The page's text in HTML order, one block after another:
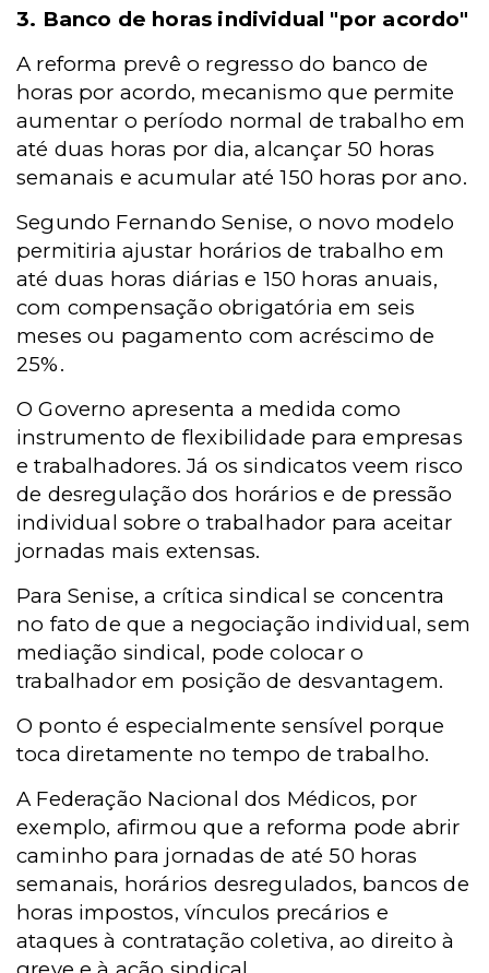
3. Banco de horas individual "por acordo"
A reforma prevê o regresso do banco de
horas por acordo, mecanismo que permite
aumentar o período normal de trabalho em
até duas horas por dia, alcançar 50 horas
semanais e acumular até 150 horas por ano.
Segundo Fernando Senise, o novo modelo
permitiria ajustar horários de trabalho em
até duas horas diárias e 150 horas anuais,
com compensação obrigatória em seis
meses ou pagamento com acréscimo de
25%.
O Governo apresenta a medida como
instrumento de flexibilidade para empresas
e trabalhadores. Já os sindicatos veem risco
de desregulação dos horários e de pressão
individual sobre o trabalhador para aceitar
jornadas mais extensas.
Para Senise, a crítica sindical se concentra
no fato de que a negociação individual, sem
mediação sindical, pode colocar o
trabalhador em posição de desvantagem.
O ponto é especialmente sensível porque
toca diretamente no tempo de trabalho.
A Federação Nacional dos Médicos, por
exemplo, afirmou que a reforma pode abrir
caminho para jornadas de até 50 horas
semanais, horários desregulados, bancos de
horas impostos, vínculos precários e
ataques à contratação coletiva, ao direito à